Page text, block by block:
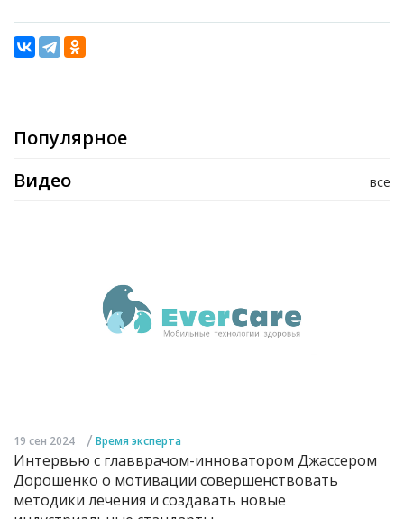
Популярное
все
Видео
19 сен 2024 / Время эксперта
Интервью с главврачом-инноватором Джассером
Дорошенко о мотивации совершенствовать
методики лечения и создавать новые